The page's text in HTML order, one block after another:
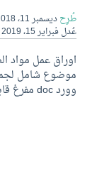
طُرِحديسمبر 11، 2018
عُدلفبراير 15، 2019
وورد doc مفرغ قابل للطباعة وبروابط مباشرة للتحميل اوراق عمل ثاني متوسط الترم الثاني pdf + Word